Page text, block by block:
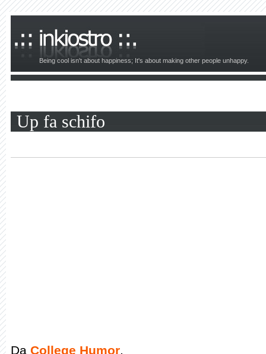
Being cool isn't about happiness; It's about making other people unhappy.
Up fa schifo
Da College Humor.